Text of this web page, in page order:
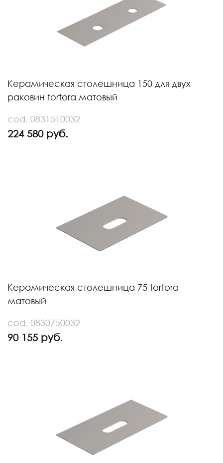
Керамическая столешница 150 для двух
раковин tortora матовый
cod. 0831510032
224 580 руб.
Керамическая столешница 75 tortora
матовый
cod. 0830750032
90 155 руб.